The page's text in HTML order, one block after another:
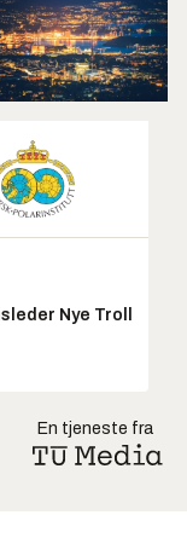
Nye Troll
En tjeneste fra